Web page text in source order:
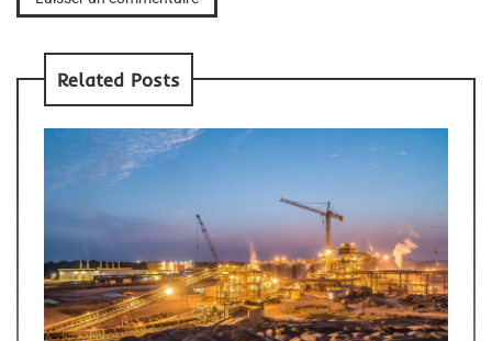
Related Posts